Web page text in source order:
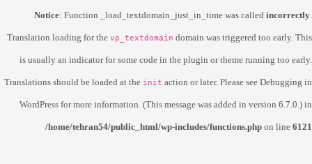
Notice: Function _load_textdomain_just_in_time was called incorrectly.
Translation loading for the vp_textdomain domain was triggered too early. This
is usually an indicator for some code in the plugin or theme running too early.
Translations should be loaded at the init action or later. Please see Debugging in
WordPress for more information. (This message was added in version 6.7.0.) in
/home/tehran54/public_html/wp-includes/functions.php on line 6121